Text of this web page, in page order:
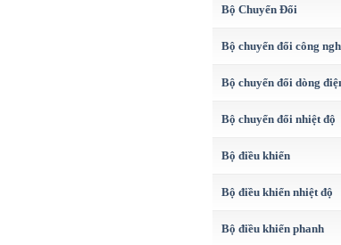
Bộ Chuyển Đổi
Bộ chuyển đổi công
Bộ chuyển đổi dòng
Bộ chuyển đổi nhiệt độ
Bộ điều khiển
Bộ điều khiển nhiệt độ
Bộ điều khiển phanh